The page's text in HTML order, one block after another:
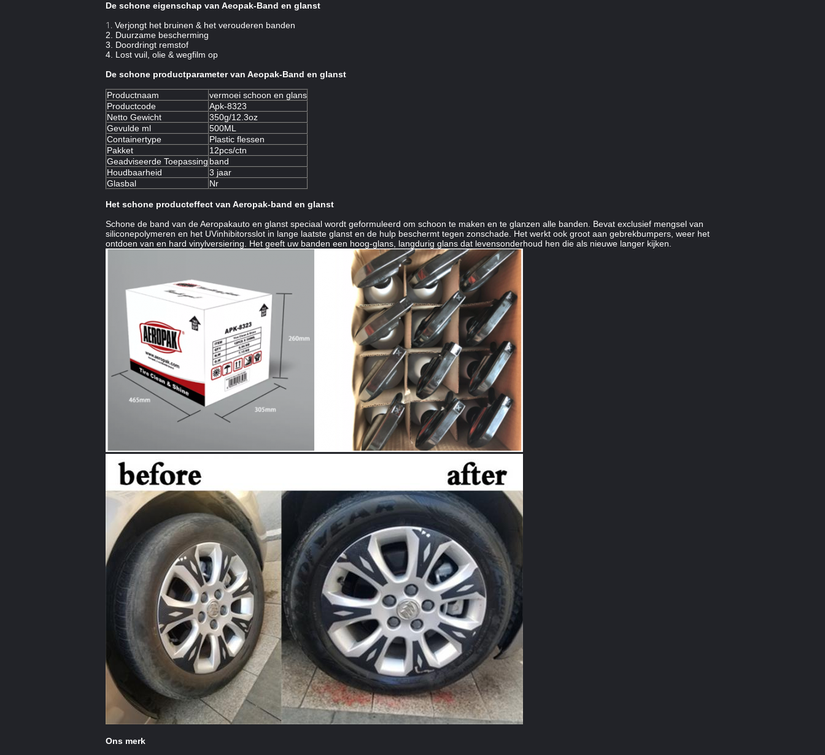
De schone eigenschap van Aeopak-Band en glanst
1. Verjongt het bruinen & het verouderen banden
2. Duurzame bescherming
3. Doordringt remstof
4. Lost vuil, olie & wegfilm op
De schone productparameter van Aeopak-Band en glanst
Productnaam
vermoei schoon en glans
Productcode
Apk-8323
Netto Gewicht
350g/12.3oz
Gevulde ml
500ML
Containertype
Plastic flessen
Pakket
12pcs/ctn
Geadviseerde Toepassing band
Houdbaarheid
3 jaar
Glasbal
Nr
Het schone producteffect van Aeropak-band en glanst
Schone de band van de Aeropakauto en glanst speciaal wordt geformuleerd om schoon te maken en te glanzen alle banden. Bevat exclusief mengsel van
siliconepolymeren en het UVinhibitorsslot in lange laatste glanst en de hulp beschermt tegen zonschade. Het werkt ook groot aan gebrekbumpers, weer het
ontdoen van en hard vinylversiering. Het geeft uw banden een hoog-glans, langdurig glans dat levensonderhoud hen die als nieuwe langer kijken.
Ons merk